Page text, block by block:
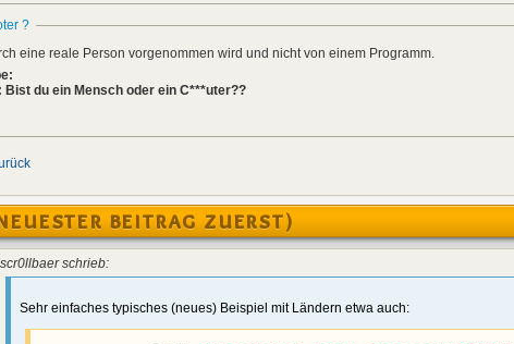
?
eine reale Person vorgenommen wird und nicht von einem Programm.
du ein Mensch oder ein C***uter??
BEITRAG ZUERST)
scr0llbaer schrieb:
Sehr einfaches typisches (neues) Beispiel mit Ländern etwa auch: